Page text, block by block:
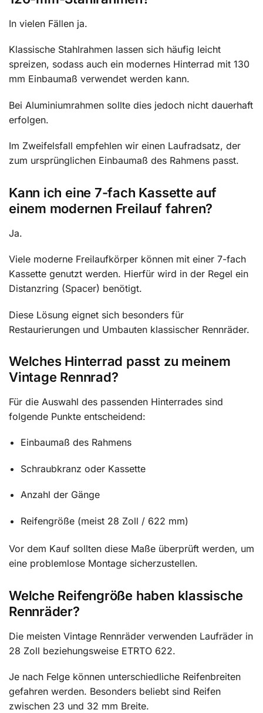
In vielen Fällen ja.
Klassische Stahlrahmen lassen sich häufig leicht
spreizen, sodass auch ein modernes Hinterrad mit 130
mm Einbaumaß verwendet werden kann.
Bei Aluminiumrahmen sollte dies jedoch nicht dauerhaft
erfolgen.
Im Zweifelsfall empfehlen wir einen Laufradsatz, der
zum ursprünglichen Einbaumaß des Rahmens passt.
Kann ich eine 7-fach Kassette auf
einem modernen Freilauf fahren?
Ja.
Viele moderne Freilaufkörper können mit einer 7-fach
Kassette genutzt werden. Hierfür wird in der Regel ein
Distanzring (Spacer) benötigt.
Diese Lösung eignet sich besonders für
Restaurierungen und Umbauten klassischer Rennräder.
Welches Hinterrad passt zu meinem
Vintage Rennrad?
Für die Auswahl des passenden Hinterrades sind
folgende Punkte entscheidend:
Einbaumaß des Rahmens
Schraubkranz oder Kassette
Anzahl der Gänge
Reifengröße (meist 28 Zoll / 622 mm)
Vor dem Kauf sollten diese Maße überprüft werden, um
eine problemlose Montage sicherzustellen.
Welche Reifengröße haben klassische
Rennräder?
Die meisten Vintage Rennräder verwenden Laufräder in
28 Zoll beziehungsweise ETRTO 622.
Je nach Felge können unterschiedliche Reifenbreiten
gefahren werden. Besonders beliebt sind Reifen
zwischen 23 und 32 mm Breite.